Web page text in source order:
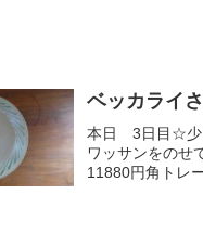
ベッカライ
本日 3日目☆少
ワッサンをのせ
11880円角トレ